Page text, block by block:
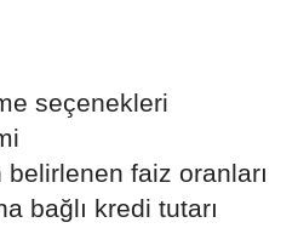
seçenekleri
belirlenen faiz oranları
bağlı kredi tutarı